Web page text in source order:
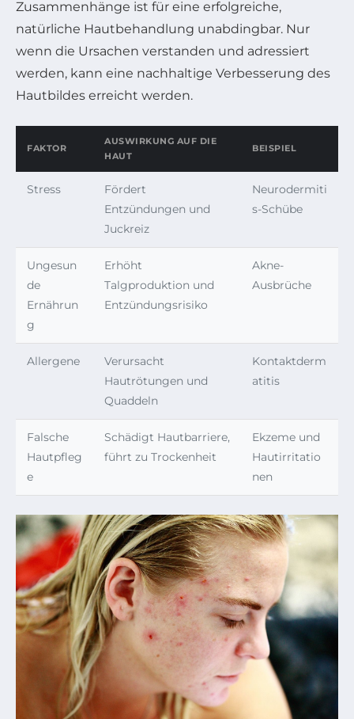
Zusammenhänge ist für eine erfolgreiche,
natürliche Hautbehandlung unabdingbar. Nur
wenn die Ursachen verstanden und adressiert
werden, kann eine nachhaltige Verbesserung des
Hautbildes erreicht werden.
FAKTOR
AUSWIRKUNG AUF DIE
HAUT
BEISPIEL
Stress
Fördert
Entzündungen und
Juckreiz
Neurodermiti
s-Schübe
Ungesun
de
Ernährun
g
Erhöht
Talgproduktion und
Entzündungsrisiko
Akne-
Ausbrüche
Allergene
Verursacht
Hautrötungen und
Quaddeln
Kontaktderm
atitis
Falsche
Hautpfleg
e
Schädigt Hautbarriere,
führt zu Trockenheit
Ekzeme und
Hautirritatio
nen